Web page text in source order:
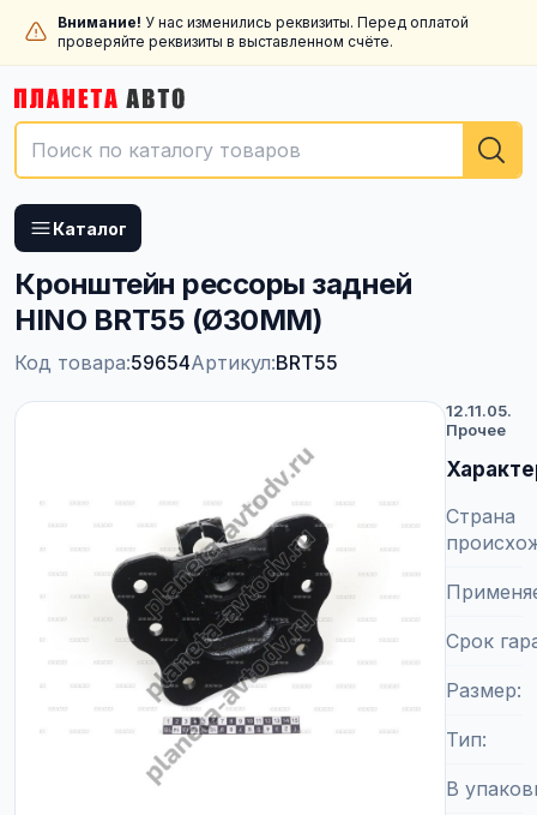
Внимание! У нас изменились реквизиты. Перед оплатой
проверяйте реквизиты в выставленном счёте.
Каталог
Кронштейн рессоры задней
HINO BRT55 (Ø30MM)
Код товара:59654Артикул:BRT55
12.11.05.
Прочее
Страна
Срок
Размер
Тип
В